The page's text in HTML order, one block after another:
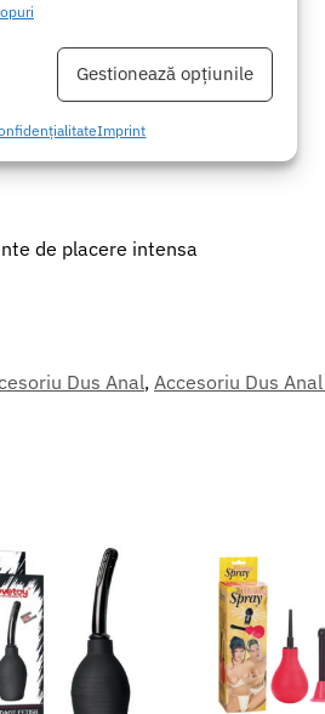
automat.
și corectarea
Gestionează opțiunile
Imprint
de placere intensa
Dus Anal, Accesoriu Dus